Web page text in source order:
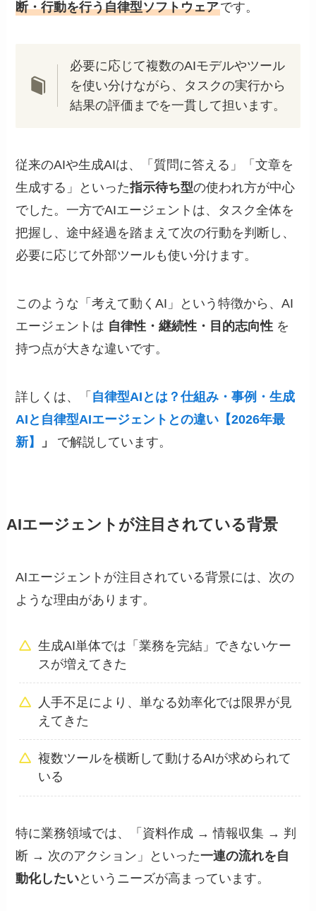
断・行動を行う自律型ソフトウェアです。
必要に応じて複数のAIモデルやツール
を使い分けながら、タスクの実行から
結果の評価までを一貫して担います。
従来のAIや生成AIは、「質問に答える」「文章を
生成する」といった指示待ち型の使われ方が中心
でした。一方でAIエージェントは、タスク全体を
把握し、途中経過を踏まえて次の行動を判断し、
必要に応じて外部ツールも使い分けます。
このような「考えて動くAI」という特徴から、AI
エージェントは 自律性・継続性・目的志向性 を
持つ点が大きな違いです。
詳しくは、「 自律型AIとは？仕組み・事例・生成
AIと自律型AIエージェントとの違い【2026年最
新】
」 で解説しています。
AIエージェントが注目されている背景
AIエージェントが注目されている背景には、次の
ような理由があります。
生成AI単体では「業務を完結」できないケー
スが増えてきた
人手不足により、単なる効率化では限界が見
えてきた
複数ツールを横断して動けるAIが求められて
いる
特に業務領域では、「資料作成 → 情報収集 → 判
断 → 次のアクション」といった一連の流れを自
動化したいというニーズが高まっています。